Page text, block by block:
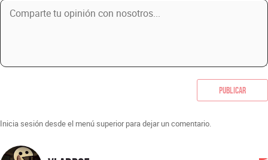
Publicar
Inicia sesión desde el menú superior para dejar un comentario.